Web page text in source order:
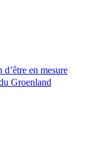
en mesure
Groenland